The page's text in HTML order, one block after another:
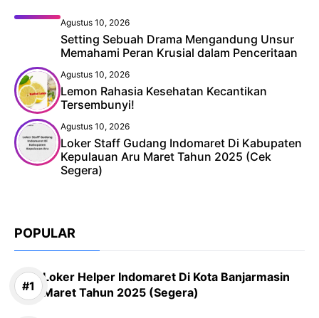
Agustus 10, 2026
Setting Sebuah Drama Mengandung Unsur
Memahami Peran Krusial dalam Penceritaan
Agustus 10, 2026
Lemon Rahasia Kesehatan Kecantikan
Tersembunyi!
Agustus 10, 2026
Loker Staff Gudang Indomaret Di Kabupaten
Kepulauan Aru Maret Tahun 2025 (Cek
Segera)
POPULAR
Loker Helper Indomaret Di Kota Banjarmasin
Maret Tahun 2025 (Segera)